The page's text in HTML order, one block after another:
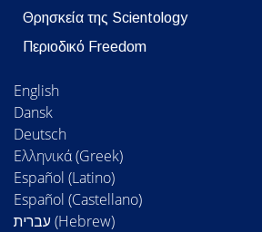
Θρησκεία της Scientology
Περιοδικό Freedom
English
Dansk
Deutsch
Ελληνικά (Greek)
Español (Latino)
Español (Castellano)